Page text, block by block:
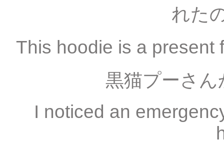
れた
This hoodie is a present
黒猫プーさ
I noticed an